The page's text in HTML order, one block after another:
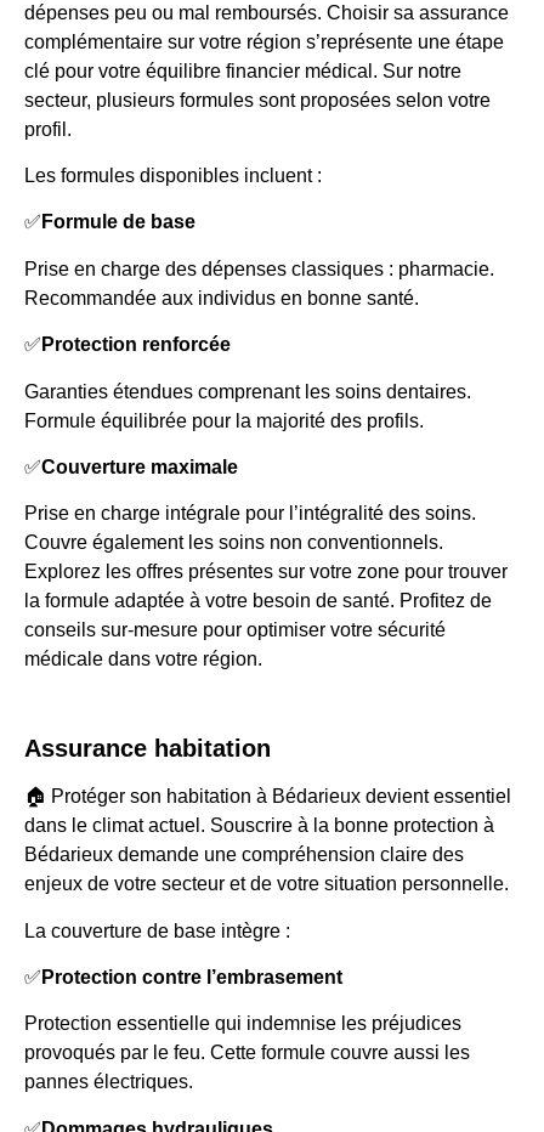
dépenses peu ou mal remboursés. Choisir sa assurance
complémentaire sur votre région s’représente une étape
clé pour votre équilibre financier médical. Sur notre
secteur, plusieurs formules sont proposées selon votre
profil.
Les formules disponibles incluent :
✅ Formule de base
Prise en charge des dépenses classiques : pharmacie.
Recommandée aux individus en bonne santé.
✅ Protection renforcée
Garanties étendues comprenant les soins dentaires.
Formule équilibrée pour la majorité des profils.
✅Couverture maximale
Prise en charge intégrale pour l’intégralité des soins.
Couvre également les soins non conventionnels.
Explorez les offres présentes sur votre zone pour trouver
la formule adaptée à votre besoin de santé. Profitez de
conseils sur-mesure pour optimiser votre sécurité
médicale dans votre région.
Assurance habitation
🏠 Protéger son habitation à Bédarieux devient essentiel
dans le climat actuel. Souscrire à la bonne protection à
Bédarieux demande une compréhension claire des
enjeux de votre secteur et de votre situation personnelle.
La couverture de base intègre :
✅ Protection contre l’embrasement
Protection essentielle qui indemnise les préjudices
provoqués par le feu. Cette formule couvre aussi les
pannes électriques.